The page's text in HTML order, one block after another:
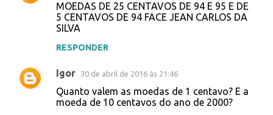
MOEDAS DE 25 CENTAVOS DE 94 E 95 E DE
5 CENTAVOS DE 94 FACE JEAN CARLOS DA
SILVA
RESPONDER
Igor 30 de abril de 2016 às 21:46
Quanto valem as moedas de 1 centavo? E a
moeda de 10 centavos do ano de 2000?